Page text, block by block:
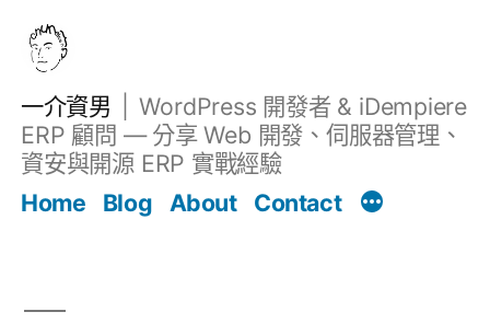
一介資男
WordPress 開發者 & iDempiere
ERP 顧問 — 分享 Web 開發、伺服器管理、
資安與開源 ERP 實戰經驗
Home
Blog About Contact
文章 Filter